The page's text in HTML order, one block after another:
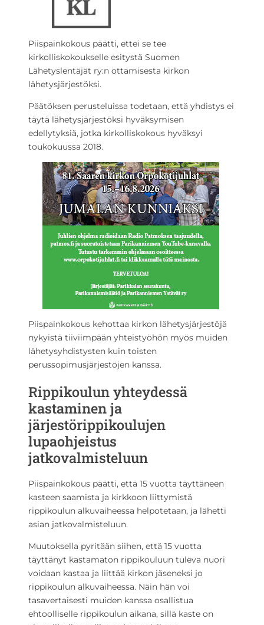
Piispainkokous päätti, ettei se tee
kirkolliskokoukselle esitystä Suomen
Lähetyslentäjät ry:n ottamisesta kirkon
lähetysjärjestöksi.
Päätöksen perusteluissa todetaan, että yhdistys ei
täytä lähetysjärjestöksi hyväksymisen
edellytyksiä, jotka kirkolliskokous hyväksyi
toukokuussa 2018.
Piispainkokous kehottaa kirkon lähetysjärjestöjä
nykyistä tiiviimpään yhteistyöhön myös muiden
lähetysyhdistysten kuin toisten
perussopimusjärjestöjen kanssa.
Rippikoulun yhteydessä
kastaminen ja
järjestörippikoulujen
lupaohjeistus
jatkovalmisteluun
Piispainkokous päätti, että 15 vuotta täyttäneen
kasteen saamista ja kirkkoon liittymistä
rippikoulun alkuvaiheessa helpotetaan, ja lähetti
asian jatkovalmisteluun.
Muutoksella pyritään siihen, että 15 vuotta
täyttänyt kastamaton rippikouluun tuleva nuori
voidaan kastaa ja liittää kirkon jäseneksi jo
rippikoulun alkuvaiheessa. Näin hän voi
tasavertaisesti muiden kanssa osallistua
ehtoolliselle rippikoulun aikana, sillä kaste on